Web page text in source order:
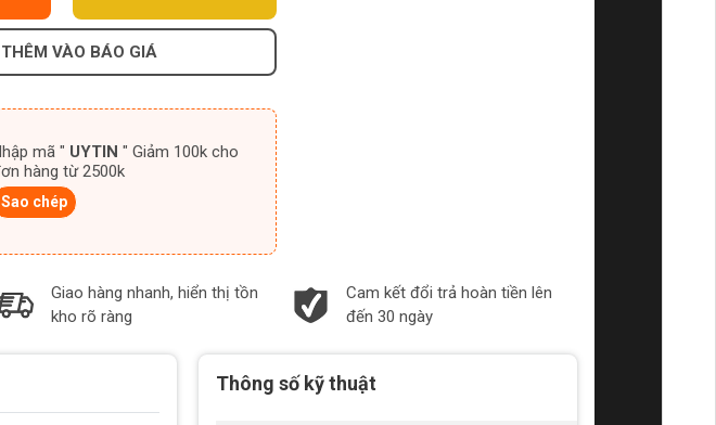
THÊM VÀO BÁO GIÁ
mã " UYTIN " Giảm 100k cho
hàng từ 2500k
Sao chép
Giao hàng nhanh, hiển thị tồn
kho rõ ràng
Cam kết đổi trả hoàn tiền lên
đến 30 ngày
Thông số kỹ thuật